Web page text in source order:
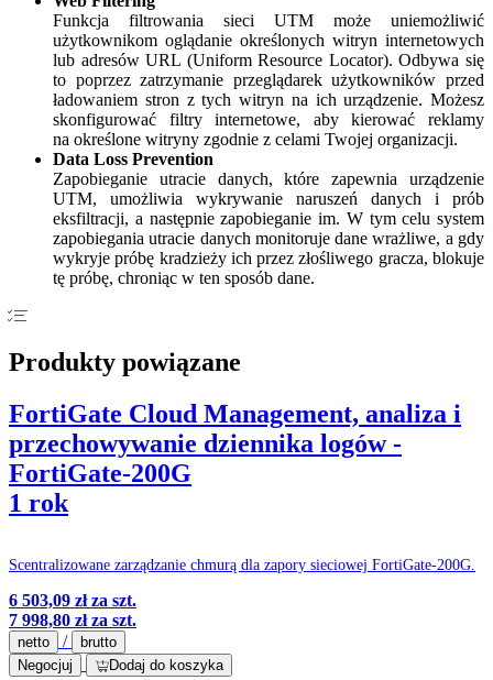
Funkcja filtrowania sieci UTM może uniemożliwić
użytkownikom oglądanie określonych witryn internetowych
lub adresów URL (Uniform Resource Locator). Odbywa się
to poprzez zatrzymanie przeglądarek użytkowników przed
ładowaniem stron z tych witryn na ich urządzenie. Możesz
skonfigurować filtry internetowe, aby kierować reklamy
na określone witryny zgodnie z celami Twojej organizacji.
Data Loss Prevention
Zapobieganie utracie danych, które zapewnia urządzenie
UTM, umożliwia wykrywanie naruszeń danych i prób
eksfiltracji, a następnie zapobieganie im. W tym celu system
zapobiegania utracie danych monitoruje dane wrażliwe, a gdy
wykryje próbę kradzieży ich przez złośliwego gracza, blokuje
tę próbę, chroniąc w ten sposób dane.
Produkty powiązane
FortiGate Cloud Management, analiza i
przechowywanie dziennika logów -
FortiGate-200G
1 rok
Scentralizowane zarządzanie chmurą dla zapory sieciowej FortiGate-200G.
6 503,09 złza szt.
7 998,80 złza szt.
netto /
brutto
Negocjuj
Dodaj do koszyka